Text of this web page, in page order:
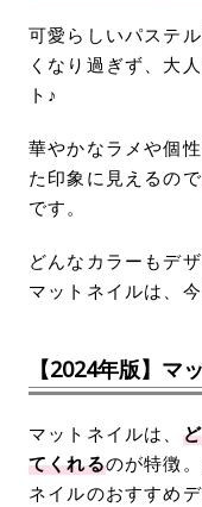
可愛らしいパステ
くなり過ぎず、大
ト♪
華やかなラメや個
た印象に見えるので
です。
どんなカラーもデ
マットネイルは、
【2024年版】マ
マットネイルは、
てくれるのが特徴
ネイルのおすすめ